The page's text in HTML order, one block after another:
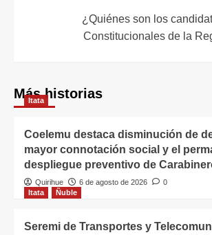
¿Quiénes son los
Constitucionales de la
Más historias
Itata
Coelemu destaca disminución de
mayor connotación social y el
despliegue preventivo de
Quirihue 6 de agosto de 2026
0
Itata
Ñuble
Seremi de Transportes y